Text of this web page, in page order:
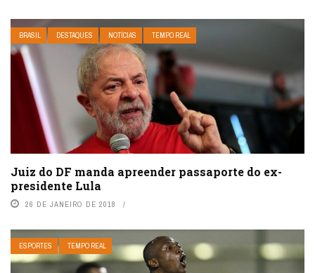
BRASIL DESTAQUES NOTÍCIAS TEMPO REAL
Juiz do DF manda apreender passaporte do ex-
presidente Lula
26 DE JANEIRO DE 2018
ESPORTES TEMPO REAL